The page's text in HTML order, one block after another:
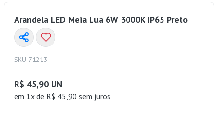
Arandela LED Meia Lua 6W 3000K IP65 Preto
SKU 71213
R$ 45,90 UN
em 1x de R$ 45,90 sem juros